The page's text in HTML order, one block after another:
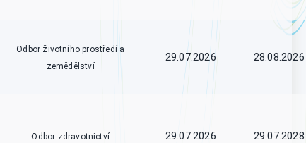
Odbor životního prostředí a
zemědělství
29.07.2026 28.08.2026
Odbor zdravotnictví 29.07.2026 29.07.2028